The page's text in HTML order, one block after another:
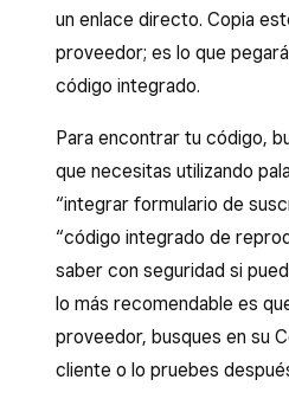
un enlace directo. Copia
proveedor; es lo que
código integrado.
Para encontrar tu código,
que necesitas utilizando
“integrar formulario de
“código integrado de
saber con seguridad si
lo más recomendable es
proveedor, busques en su
cliente o lo pruebes